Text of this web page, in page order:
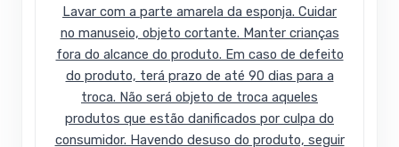
Lavar com a parte amarela da esponja. Cuidar
no manuseio, objeto cortante. Manter crianças
fora do alcance do produto. Em caso de defeito
do produto, terá prazo de até 90 dias para a
troca. Não será objeto de troca aqueles
produtos que estão danificados por culpa do
consumidor. Havendo desuso do produto, seguir